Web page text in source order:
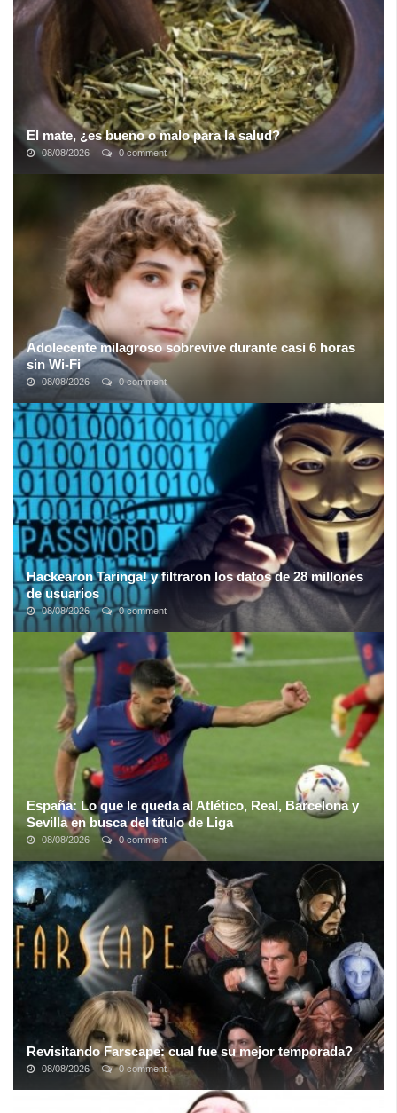
El mate, ¿es bueno o malo para la salud?
08/08/2026 0 comment
Hace muy poco se volvió viral un video que un hombre llamado
Eugenio Maldonado compartió en Facebook donde muestra cómo
cuela la yerba y descarta el ...
Adolecente milagroso sobrevive durante casi 6 horas
sin Wi-Fi
08/08/2026 0 comment
En lo que ha sido aclamado como "un milagro moderno", un
adolescente de la zona de Parque Rodó supuestamente sobrevivió
en su casa sin conexión a ...
Hackearon Taringa! y filtraron los datos de 28 millones
de usuarios
08/08/2026 0 comment
La red social Argentina Taringa! se levantó con una mala noticia:
por un hackeo se filtraron los datos de 28 millones de usuarios. La
plataforma ...
España: Lo que le queda al Atlético, Real, Barcelona y
Sevilla en busca del título de Liga
08/08/2026 0 comment
De los cuatro pretendientes, el único equipo que depende de sí
mismo para proclamarse campeón es el Atlético de Madrid de los
uruguayos. La ...
Revisitando Farscape: cual fue su mejor temporada?
08/08/2026 0 comment
Por lo general, cuando nos sentamos a pensar en la mejor
temporada de un programa, tenemos una respuesta en mente. Tal